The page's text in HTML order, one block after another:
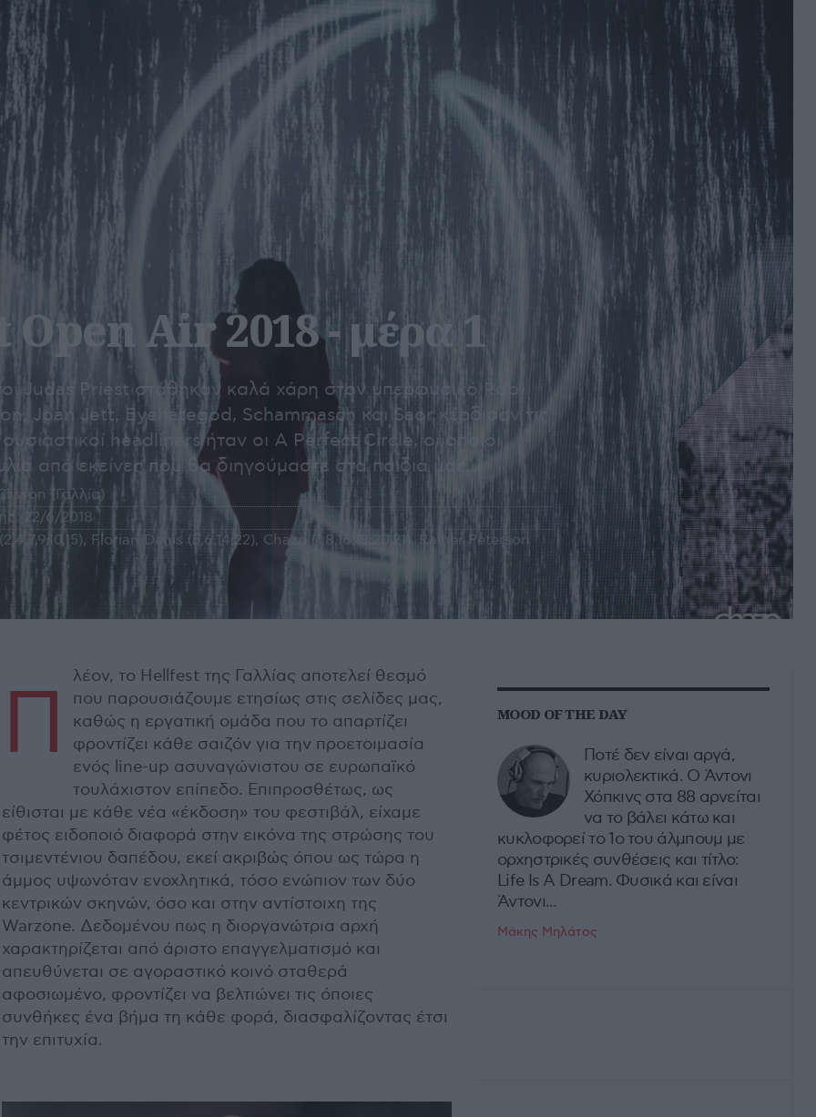
Air 2018 - μέρα 1
Judas Priest στάθηκαν καλά χάρη στον υπερφυσικό Rob
Joan Jett, Eyehategod, Schammasch και Saοr κέρδισαν τις
headliners ήταν οι A Perfect Circle, οι οποίοι
από εκείνες που θα διηγούμαστε στα παιδιά μας...
(Γαλλία)
22/6/2018
Florian Denis (5,6,14,22), Chazo (1,8,16,18,20,21), Rainer Peterson
Π
λέον, το Hellfest της Γαλλίας αποτελεί θεσμό
που παρουσιάζουμε ετησίως στις σελίδες μας,
καθώς η εργατική ομάδα που το απαρτίζει
φροντίζει κάθε σαιζόν για την προετοιμασία
ενός line-up ασυναγώνιστου σε ευρωπαϊκό
τουλάχιστον επίπεδο. Επιπροσθέτως, ως
είθισται με κάθε νέα «έκδοση» του φεστιβάλ, είχαμε
φέτος ειδοποιό διαφορά στην εικόνα της στρώσης του
τσιμεντένιου δαπέδου, εκεί ακριβώς όπου ως τώρα η
άμμος υψωνόταν ενοχλητικά, τόσο ενώπιον των δύο
κεντρικών σκηνών, όσο και στην αντίστοιχη της
Warzone. Δεδομένου πως η διοργανώτρια αρχή
χαρακτηρίζεται από άριστο επαγγελματισμό και
απευθύνεται σε αγοραστικό κοινό σταθερά
αφοσιωμένο, φροντίζει να βελτιώνει τις όποιες
συνθήκες ένα βήμα τη κάθε φορά, διασφαλίζοντας έτσι
την επιτυχία.
MOOD OF THE DAY
Ποτέ δεν είναι αργά,
κυριολεκτικά. Ο Άντονι
Χόπκινς στα 88 αρνείται
να το βάλει κάτω και
κυκλοφορεί το 1ο του άλμπουμ με
ορχηστρικές συνθέσεις και τίτλο:
Life Is A Dream. Φυσικά και είναι
Άντονι...
Μάκης Μηλάτος